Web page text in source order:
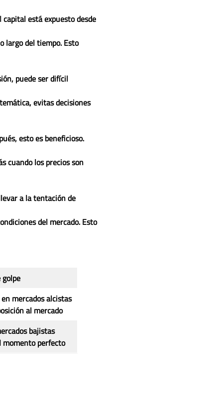
está expuesto desde
largo del tiempo. Esto
puede ser difícil
evitas decisiones
esto es beneficioso.
cuando los precios son
a la tentación de
del mercado. Esto
mercados alcistas
al mercado
bajistas
momento perfecto